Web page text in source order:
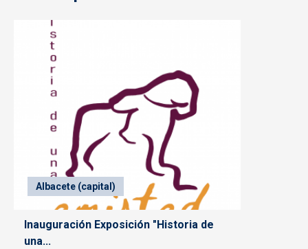
Albacete (capital)
Inauguración Exposición "Historia de
una...